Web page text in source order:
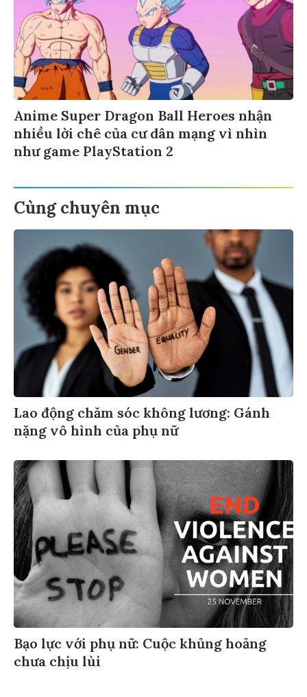
Anime Super Dragon Ball Heroes nhận
nhiều lời chê của cư dân mạng vì nhìn
như game PlayStation 2
Cùng chuyên mục
Lao động chăm sóc không lương: Gánh
nặng vô hình của phụ nữ
Bạo lực với phụ nữ: Cuộc khủng hoảng
chưa chịu lùi